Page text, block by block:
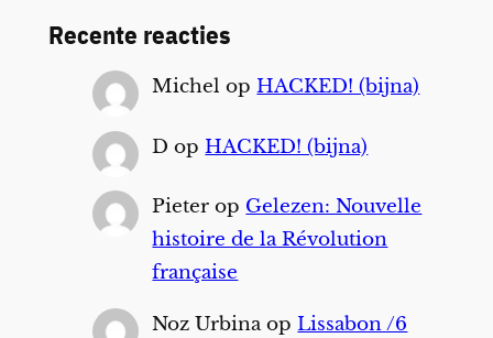
Recente reacties
Michel opHACKED! (bijna)
D opHACKED! (bijna)
Pieter op Gelezen: Nouvelle
histoire de la Révolution
française
Noz UrbinaopLissabon /6